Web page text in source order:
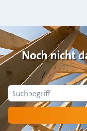
Noch nicht
Suche